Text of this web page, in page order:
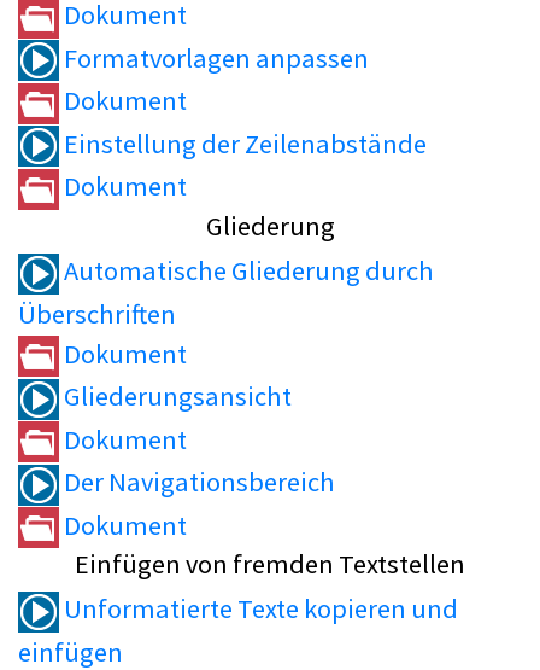
Dokument
Formatvorlagen anpassen
Dokument
Einstellung der Zeilenabstände
Dokument
Gliederung
Automatische Gliederung durch
Überschriften
Dokument
Gliederungsansicht
Dokument
Der Navigationsbereich
Dokument
Einfügen von fremden Textstellen
Unformatierte Texte kopieren und
einfügen